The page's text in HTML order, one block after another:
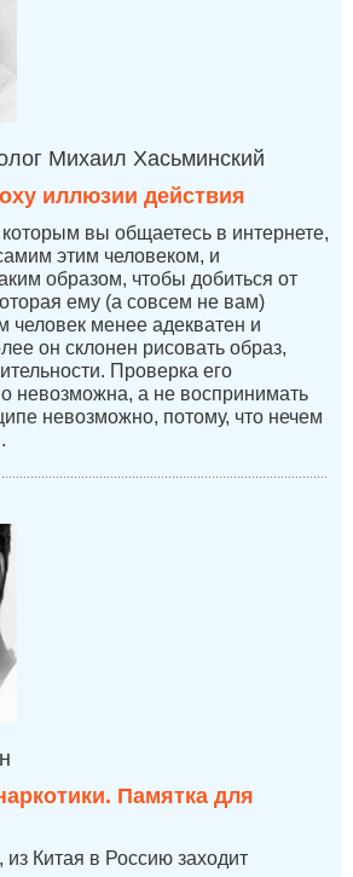
Михаил Хасьминский
иллюзии действия
вы общаетесь в интернете,
этим человеком, и
образом, чтобы добиться от
ему (а совсем не вам)
человек менее адекватен и
он склонен рисовать образ,
Проверка его
невозможна, а не воспринимать
невозможно, потому, что нечем
Памятка для
Китая в Россию заходит